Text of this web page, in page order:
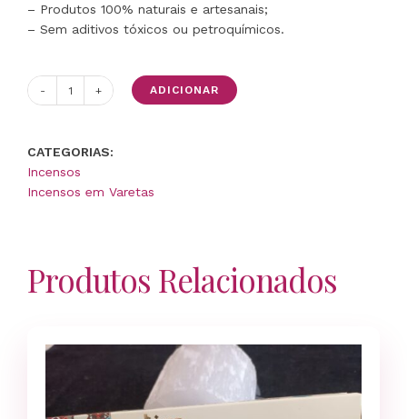
– Produtos 100% naturais e artesanais;
– Sem aditivos tóxicos ou petroquímicos.
Quantidade
Native
Soul
Pau
ADICIONAR
CATEGORIAS:
Incensos
Incensos em Varetas
Produtos Relacionados